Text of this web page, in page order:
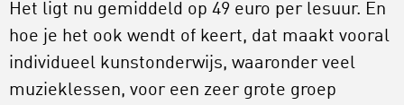
Het ligt nu gemiddeld op 49 euro per lesuur. En
hoe je het ook wendt of keert, dat maakt vooral
individueel kunstonderwijs, waaronder veel
muzieklessen, voor een zeer grote groep